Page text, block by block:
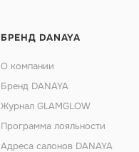
БРЕНД DANAYA
О компании
Бренд DANAYA
Журнал GLAMGLOW
Программа лояльности
Адреса салонов DANAYA